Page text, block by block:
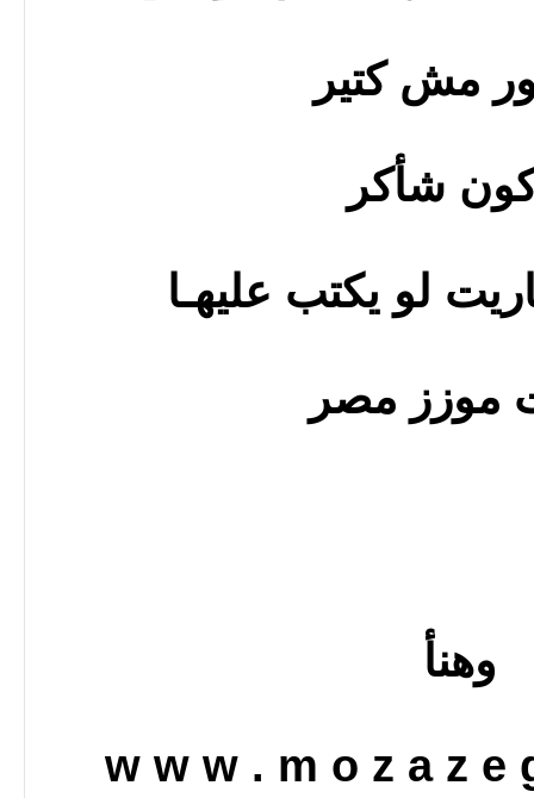
مش كتير
شأكر
لو يكتب عليهـا
موزز مصر
وهنأ
w w w . m o z a z e